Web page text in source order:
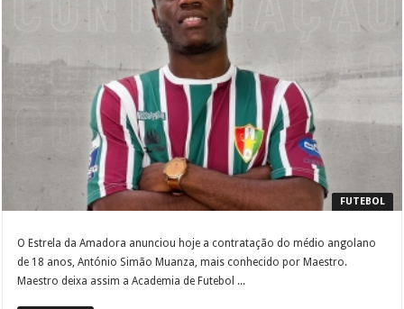
FUTEBOL
O Estrela da Amadora anunciou hoje a contratação do médio angolano
de 18 anos, António Simão Muanza, mais conhecido por Maestro.
Maestro deixa assim a Academia de Futebol ...